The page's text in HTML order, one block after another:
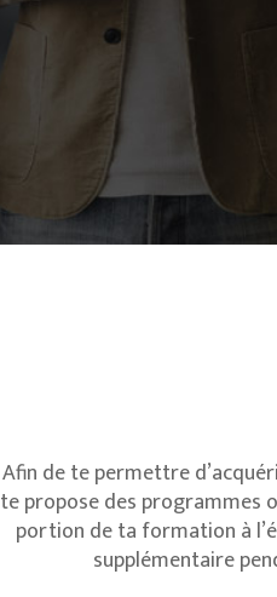
Afin de te permettre
te propose des programmes
portion de ta formation à
supplémentaire